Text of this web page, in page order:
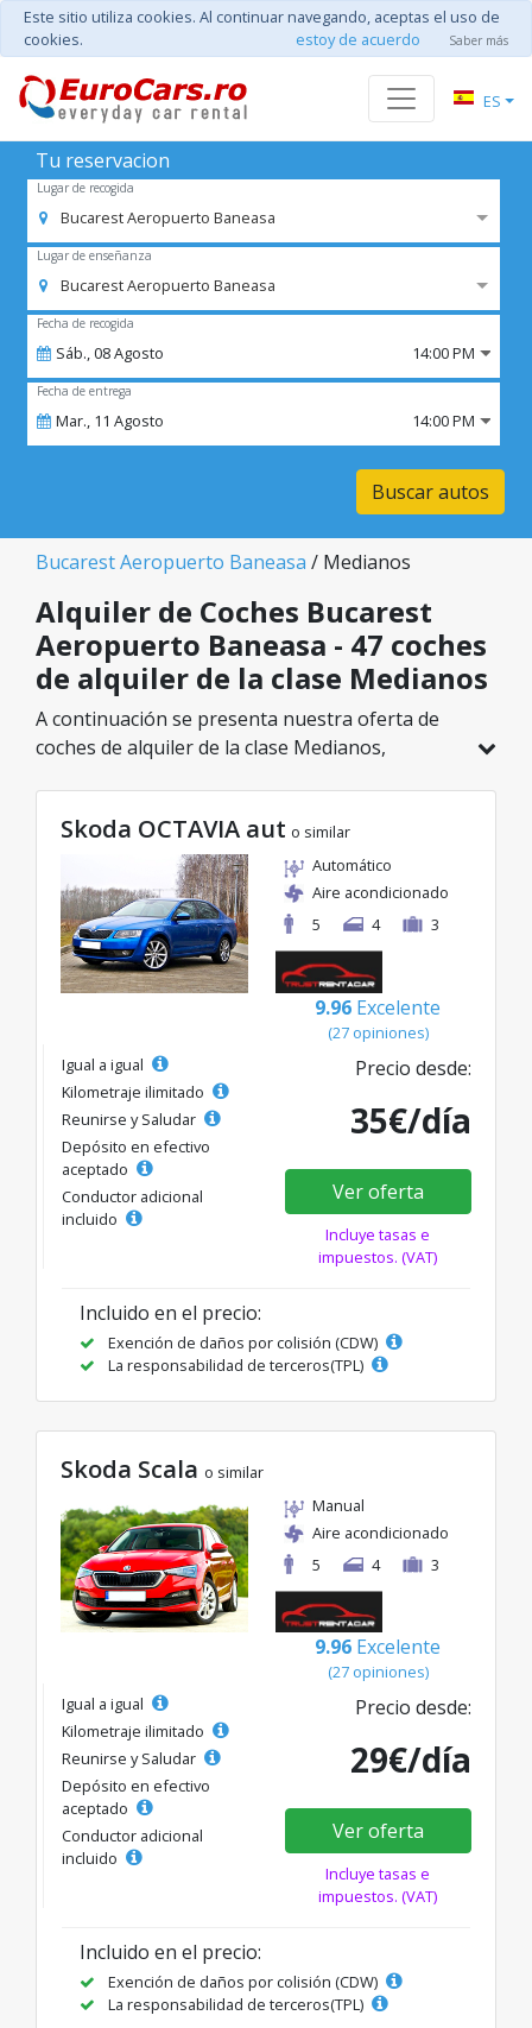
Este sitio utiliza cookies. Al continuar navegando, aceptas el uso de
cookies.
estoy de acuerdo Saber más
ES
Tu reservacion
Lugar de recogida
Bucarest Aeropuerto Baneasa
Lugar de enseñanza
Bucarest Aeropuerto Baneasa
Fecha de recogida
Sáb.,08Agosto 14:00 PM
Fecha de entrega
Mar., 11 Agosto 14:00 PM
Buscar autos
Bucarest Aeropuerto Baneasa / Medianos
Alquiler de Coches Bucarest
Aeropuerto Baneasa - 47 coches
de alquiler de la clase Medianos
A continuación se presenta nuestra oferta de
coches de alquiler de la clase Medianos,
puedes elegir el modelo ideal de la categoría
seleccionada, con tarifas excelentes desde solo
20€/día.
Skoda OCTAVIA aut o similar
Automático
Aire acondicionado
5
4 3
9.96 Excelente
(27 opiniones)
Igual a igual
Kilometraje ilimitado
Reunirse y Saludar
Depósito en efectivo
aceptado
Conductor adicional
incluido
Precio desde:
35€/día
Ver oferta
Incluye tasas e
impuestos. (VAT)
Incluido en el precio:
Exención de daños por colisión (CDW)
La responsabilidad de terceros(TPL)
Skoda Scala o similar
Manual
Aire acondicionado
5
4 3
9.96 Excelente
(27 opiniones)
Igual a igual
Kilometraje ilimitado
Reunirse y Saludar
Depósito en efectivo
aceptado
Conductor adicional
incluido
Precio desde:
29€/día
Ver oferta
Incluye tasas e
impuestos. (VAT)
Incluido en el precio:
Exención de daños por colisión (CDW)
La responsabilidad de terceros(TPL)